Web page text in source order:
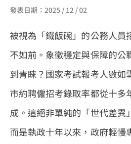
發表日期： 2025 / 12 / 02
被視為「鐵飯碗」的公務人員
不如前。象徵穩定與保障的公
到青睞？國家考試報考人數如
市約聘僱招考錄取率都從十多
成。這絕非單純的「世代差異
而是執政十年以來，政府輕慢